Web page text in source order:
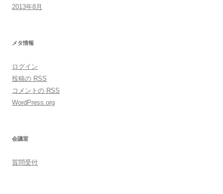
2013年8月
メタ情報
ログイン
投稿の RSS
コメントの RSS
WordPress.org
会議室
質問受付